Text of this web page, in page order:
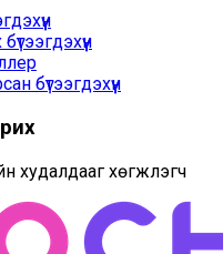
бүтээгдэхүүн
худалдааг хөгжүүлэгч